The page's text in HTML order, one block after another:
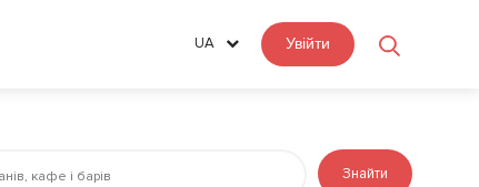
UA Увійти
Знайти